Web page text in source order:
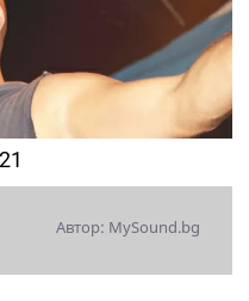
Автор: MySound.bg